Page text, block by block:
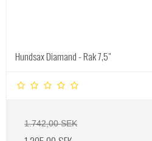
Hundsax Diamand - Rak 7,5"
1.742,00 SEK